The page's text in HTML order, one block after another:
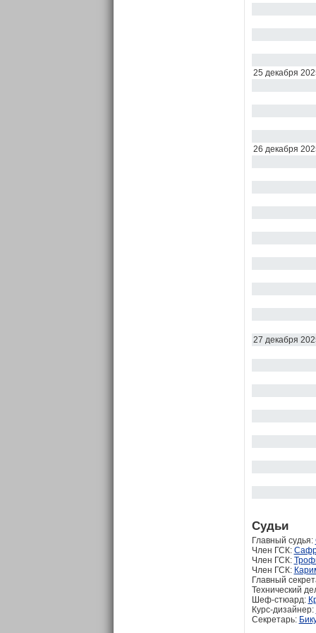
25 декабря
26 декабря
27 декабря
Судьи
Главный судья:
Член ГСК:
Член ГСК:
Член ГСК:
Главный
Технический
Шеф-стюард:
Курс-дизайнер:
Секретарь: